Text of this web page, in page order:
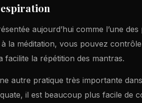
aujourd’hui comme l’une
la méditation, vous pouvez
facilite la répétition des mantras.
autre pratique très importante
il est beaucoup plus facile de